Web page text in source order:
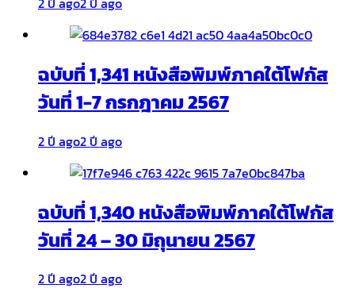
ฉบับที่ 1,341 หนังสือพิมพ์ภาคใต้โฟกัส
วันที่ 1-7 กรกฎาคม 2567
2 ปี ago2 ปี ago
ฉบับที่ 1,340 หนังสือพิมพ์ภาคใต้โฟกัส
วันที่ 24 – 30 มิถุนายน 2567
2 ปี ago2 ปี ago